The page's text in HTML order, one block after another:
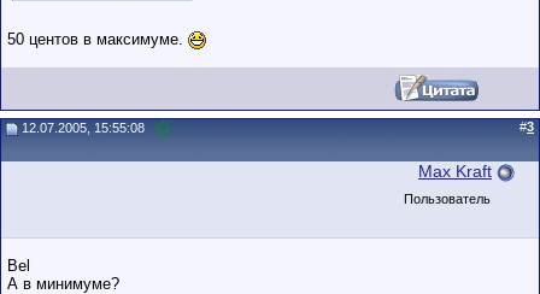
50 центов в максимуме.
12.07.2005, 15:55:08 #3
Max Kraft
Пользователь
Bel
А в минимуме?